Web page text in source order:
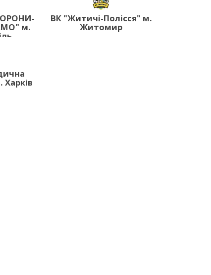
м.
ВК "Житичі-Полісся" м.
Житомир
Харків